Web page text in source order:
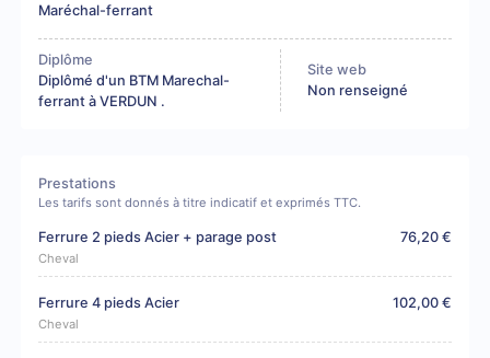
Maréchal-ferrant
Diplôme
Diplômé d'un BTM Marechal-
ferrant à VERDUN .
Site web
Non renseigné
Prestations
Les tarifs sont donnés à titre indicatif et exprimés TTC.
Ferrure 2 pieds Acier + parage post
Cheval
76,20 €
Ferrure 4 pieds Acier
Cheval
102,00 €